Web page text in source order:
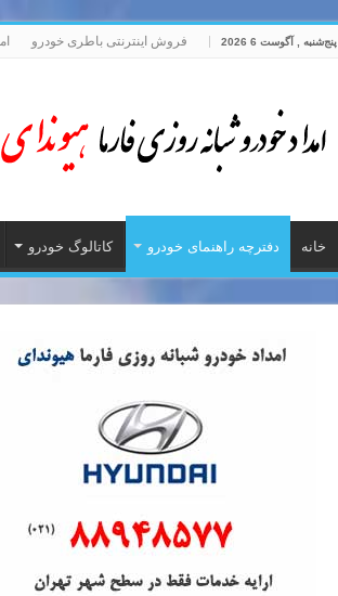
پنج‌شنبه , آگوست 6 2026 فروش اینترنتی باطری خودرو
خانه دفترچه راهنمای خودرو کاتالوگ خودرو